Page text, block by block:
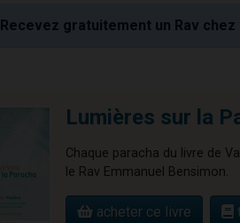
Recevez gratuitement un Rav
Lumières sur la
Chaque paracha du livre de
le Rav Emmanuel Bensimon.
acheter ce livre